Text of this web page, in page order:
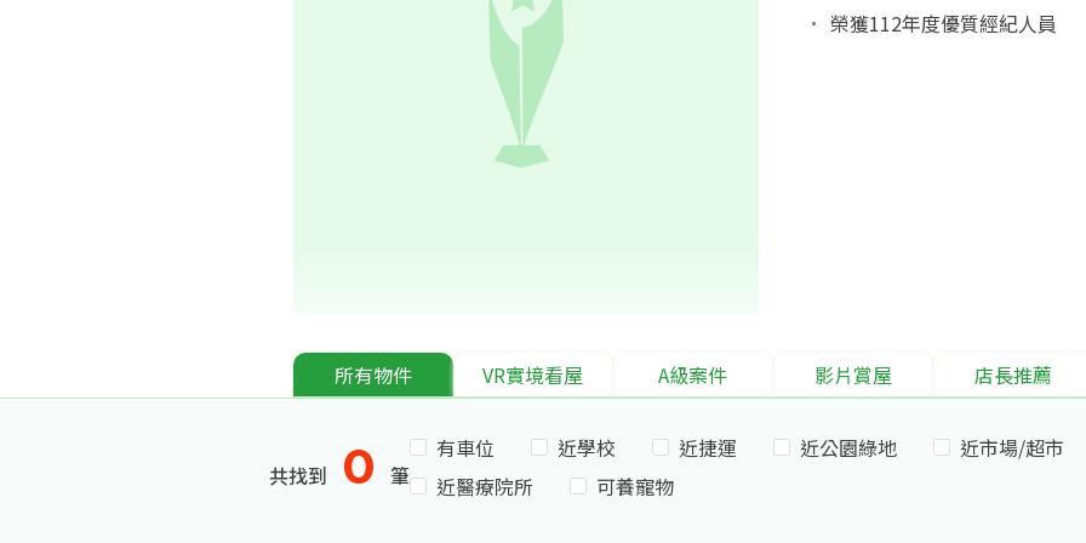
榮獲112年度優質經紀人員
所有物件 VR實境看屋 A級案件 影片賞屋 店長推薦
共找到 0 筆
有車位 近學校 近捷運 近公園綠地
近市場/超市
近醫療院所
可養寵物